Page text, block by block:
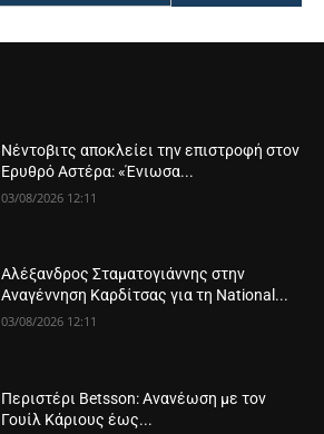
Νέντοβιτς αποκλείει την επιστροφή στον
Ερυθρό Αστέρα: «Ένιωσα...
03/08/2026 12:11
Αλέξανδρος Σταματογιάννης στην
Αναγέννηση Καρδίτσας για τη National...
03/08/2026 12:11
Περιστέρι Betsson: Ανανέωση με τον
Γουίλ Κάριους έως...